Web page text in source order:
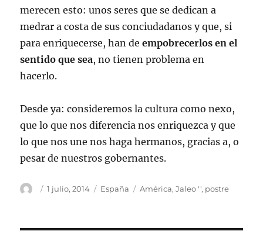
merecen esto: unos seres que se dedican a
medrar a costa de sus conciudadanos y que, si
para enriquecerse, han deempobrecerlos en el
sentido que sea, no tienen problema en
hacerlo.
Desde ya: consideremos la cultura como nexo,
que lo que nos diferencia nos enriquezca y que
lo que nos une nos haga hermanos, gracias a, o
pesar de nuestros gobernantes.
Autor
Publicado
1 julio, 2014 Categorías
España Etiquetas
América,Jaleo '', postre